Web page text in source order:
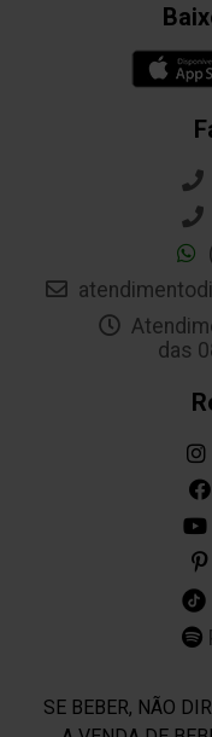
das
SE BEBER, NÃO